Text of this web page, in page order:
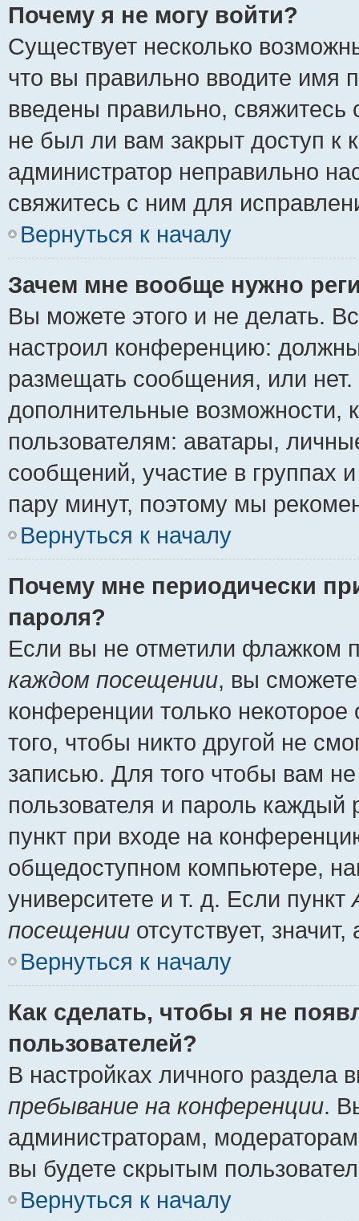
Почему я не могу войти?
Существует несколько
что вы правильно вводите имя
введены правильно,
не был ли вам закрыт доступ к
администратор неправильно
свяжитесь с ним для
Вернуться к началу
Зачем мне вообще нужно
Вы можете этого и не делать.
настроил конференцию:
размещать сообщения, или
дополнительные
пользователям: аватары,
сообщений, участие в группах
пару минут, поэтому мы
Вернуться к началу
Почему мне периодически
пароля?
Если вы не отметили флажком
каждом посещении, вы
конференции только
того, чтобы никто другой не
записью. Для того чтобы вам
пользователя и пароль
пункт при входе на
общедоступном компьютере,
университете и т. д. Если пункт
посещении отсутствует,
Вернуться к началу
Как сделать, чтобы я не
пользователей?
В настройках личного
пребывание на конференции.
администраторам,
вы будете скрытым
Вернуться к началу